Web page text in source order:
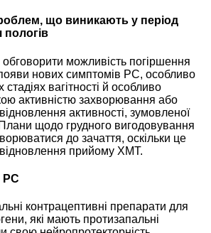
що виникають у період
пологів
можливість погіршення
нових симптомів РС, особливо
вагітності й особливо
активністю захворювання або
активності, зумовленої
щодо грудного вигодовування
до зачаття, оскільки це
прийому ХМТ.
РС
контрацептивні препарати для
які мають протизапальні